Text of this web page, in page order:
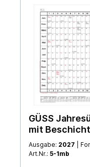
GÜSS
mit
Ausgabe: 2027 |
Art.Nr.: 5-1mb